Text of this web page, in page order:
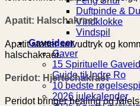
Duftpinde &
Vindklokke
Vindspil
Gaveideer
Gaver
15 Spirituelle
Guide til Indre Ro
10 bedste
2026 julekalender
Apatit: Halschakraet
Apatit støtter selvudtryk og
halschakraet.
Peridot: Hjertechakraet
Peridot bringer healing og